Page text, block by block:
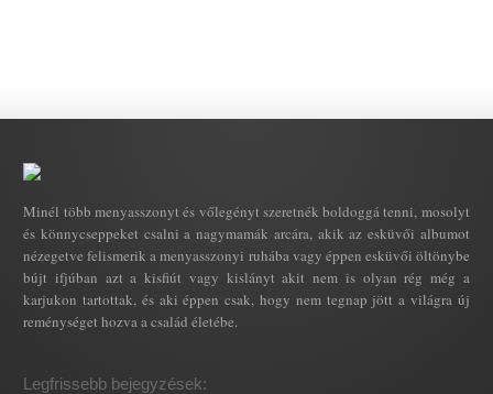
Minél több menyasszonyt és vőlegényt szeretnék boldoggá tenni, mosolyt
és könnycseppeket csalni a nagymamák arcára, akik az esküvői albumot
nézegetve felismerik a menyasszonyi ruhába vagy éppen esküvői öltönybe
bújt ifjúban azt a kisfiút vagy kislányt akit nem is olyan rég még a
karjukon tartottak, és aki éppen csak, hogy nem tegnap jött a világra új
reménységet hozva a család életébe.
Legfrissebb bejegyzések: